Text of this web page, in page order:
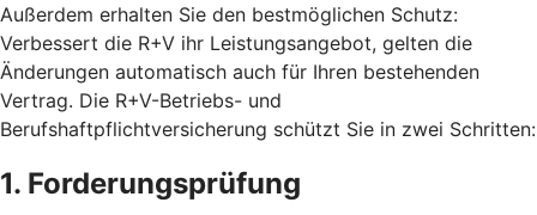
Außerdem erhalten Sie den bestmöglichen Schutz:
Verbessert die R+V ihr Leistungsangebot, gelten die
Änderungen automatisch auch für Ihren bestehenden
Vertrag. Die R+V-Betriebs- und
Berufshaftpflichtversicherung schützt Sie in zwei Schritten:
1. Forderungsprüfung